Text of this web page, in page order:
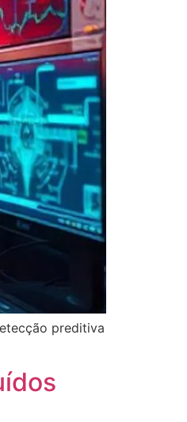
preditiva